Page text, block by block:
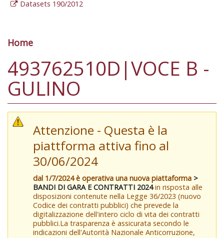
Datasets 190/2012
Tu sei qui
Home
493762510D|VOCE B -
GULINO
Attenzione - Questa è la
piattforma attiva fino al
30/06/2024
dal 1/7/2024 è operativa una nuova piattaforma >
BANDI DI GARA E CONTRATTI 2024in risposta alle
disposizioni contenute nella Legge 36/2023 (nuovo
Codice dei contratti pubblici) che prevede la
digitalizzazione dell'intero ciclo di vita dei contratti
pubblici.La trasparenza è assicurata secondo le
indicazioni dell'Autorità Nazionale Anticorruzione,